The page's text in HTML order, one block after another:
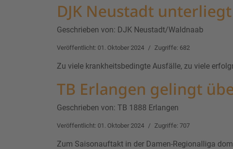
DJK Neustadt
Geschrieben von: DJK Neustadt/Waldnaab
Veröffentlicht: 01. Oktober 2024 Zugriffe: 682
Zu viele krankheitsbedingte Ausfälle, zu viele
TB Erlangen gelingt
Geschrieben von: TB 1888 Erlangen
Veröffentlicht: 01. Oktober 2024 Zugriffe: 707
Zum Saisonauftakt in der Damen-Regionalliga